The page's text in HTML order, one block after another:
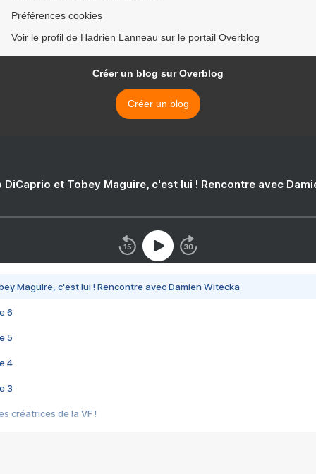
Préférences cookies
Voir le profil de Hadrien Lanneau sur le portail Overblog
Créer un blog sur Overblog
Créer un blog
DiCaprio et Tobey Maguire, c'est lui ! Rencontre avec
Maguire, c'est lui ! Rencontre avec Damien Witecka
6
5
4
3
créatrices de la VF !